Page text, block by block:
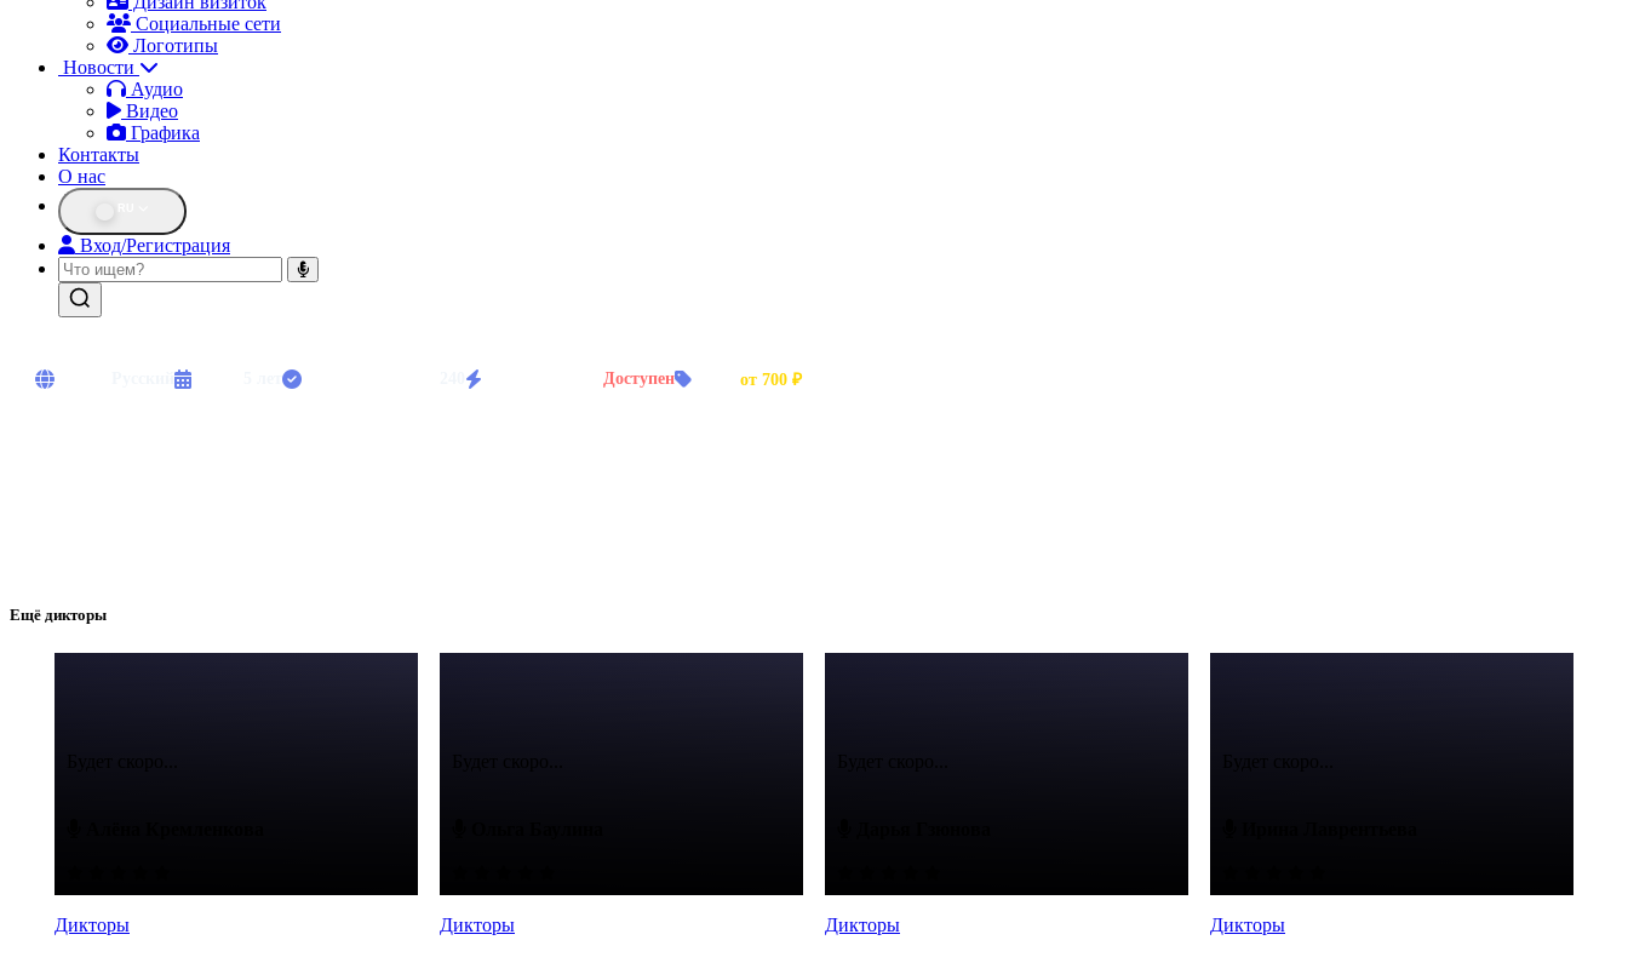
Социальные сети
Логотипы
Новости
Аудио
Видео
Графика
Контакты
О нас
Вход/Регистрация
Доступен от 700 ₽
Ещё дикторы
Будет скоро...
Дикторы
Будет скоро...
Дикторы
Будет скоро...
Дикторы
Будет скоро...
Дикторы